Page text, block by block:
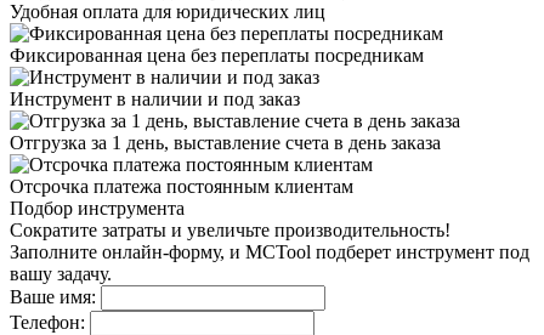
Удобная оплата для юридических лиц
Фиксированная цена без переплаты посредникам
Инструмент в наличии и под заказ
Отгрузка за 1 день, выставление счета в день заказа
Отсрочка платежа постоянным клиентам
Подбор инструмента
Сократите затраты и увеличьте производительность!
Заполните онлайн-форму, и MCTool подберет инструмент под
вашу задачу.
Ваше имя:
Телефон: